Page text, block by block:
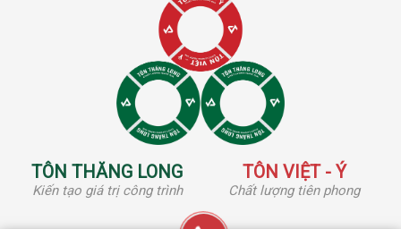
TÔN THĂNG LONG
Kiến tạo giá trị công trình
TÔN VIỆT - Ý
Chất lượng tiên phong